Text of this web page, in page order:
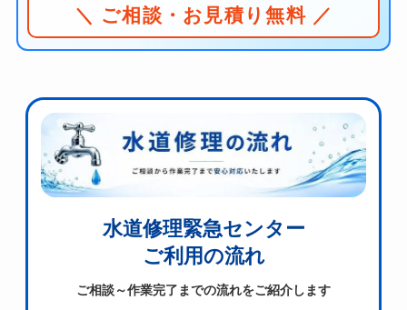
＼ ご相談・お見積り無料 ／
水道修理緊急センター
ご利用の流れ
ご相談～作業完了までの流れをご紹介します